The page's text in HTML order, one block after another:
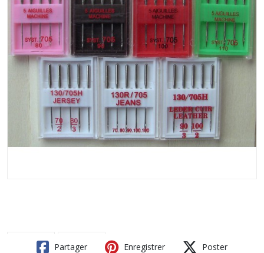
Partager Enregistrer Poster